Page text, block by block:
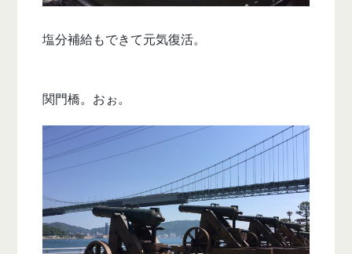
塩分補給もできて元気復活。
関門橋。おぉ。